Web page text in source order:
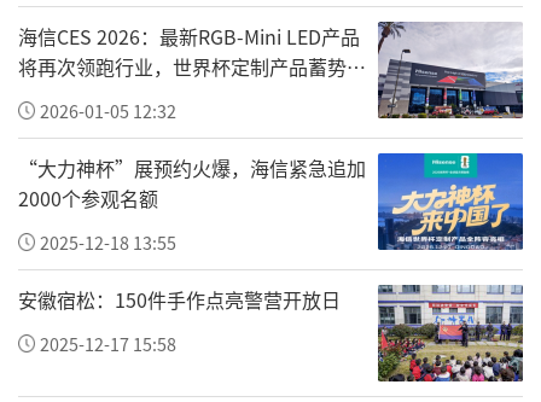
海信CES 2026：最新RGB-Mini LED产品
将再次领跑行业，世界杯定制产品蓄势待
发 2026-01-05 12:32
“大力神杯”展预约火爆，海信紧急追加
2000个参观名额
2025-12-18 13:55
安徽宿松：150件手作点亮警营开放日
2025-12-17 15:58